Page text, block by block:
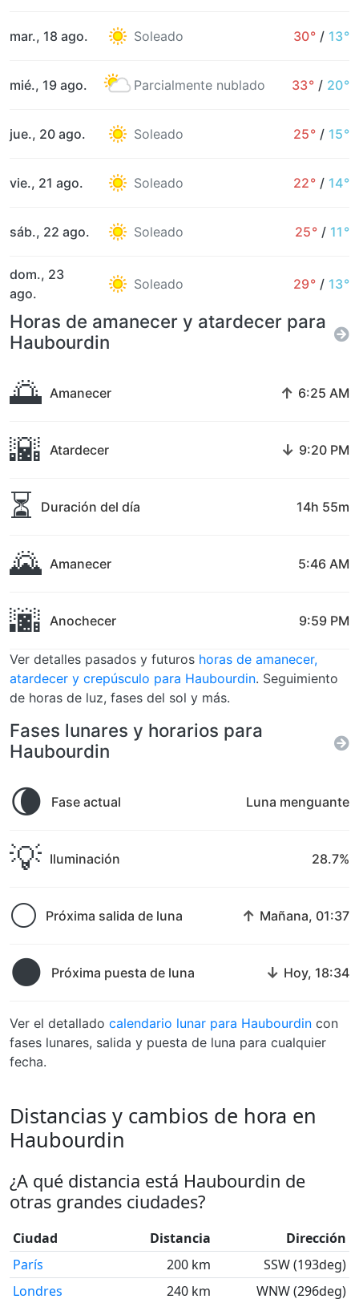
mar., 18 ago. Soleado 30° / 13°
mié., 19 ago. Parcialmente nublado 33° / 20°
jue., 20 ago. Soleado 25° / 15°
vie., 21 ago. Soleado 22° / 14°
sáb., 22 ago. Soleado 25° / 11°
dom., 23
ago.
Soleado 29° / 13°
Horas de amanecer y atardecer para
Haubourdin
🌅 Amanecer ↑ 6:25 AM
🌇 Atardecer ↓ 9:20 PM
⏳ Duración del día 14h 55m
🌄 Amanecer 5:46 AM
🌆 Anochecer 9:59 PM
Ver detalles pasados y futuros horas de amanecer,
atardecer y crepúsculo para Haubourdin. Seguimiento
de horas de luz, fases del sol y más.
Fases lunares y horarios para
Haubourdin
🌘 Fase actual Luna menguante
💡 Iluminación 28.7%
🌕 Próxima salida de luna ↑ Mañana, 01:37
🌑 Próxima puesta de luna ↓ Hoy, 18:34
Ver el detallado calendario lunar para Haubourdin con
fases lunares, salida y puesta de luna para cualquier
fecha.
Distancias y cambios de hora en
Haubourdin
¿A qué distancia está Haubourdin de
otras grandes ciudades?
Ciudad Distancia
Dirección
París
200 km
SSW (193deg)
Londres
240 km WNW (296deg)